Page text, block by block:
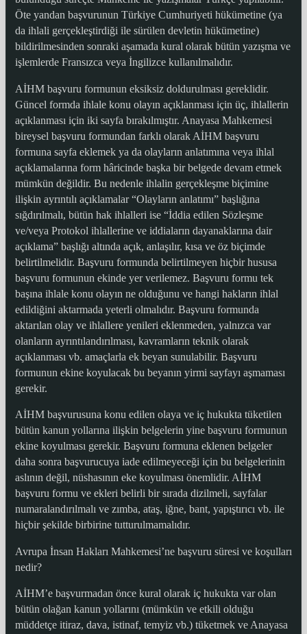
Öte yandan başvurunun Türkiye Cumhuriyeti hükümetine (ya
da ihlali gerçekleştirdiği ile sürülen devletin hükümetine)
bildirilmesinden sonraki aşamada kural olarak bütün yazışma ve
işlemlerde Fransızca veya İngilizce kullanılmalıdır.
AİHM başvuru formunun eksiksiz doldurulması gereklidir.
Güncel formda ihlale konu olayın açıklanması için üç, ihlallerin
açıklanması için iki sayfa bırakılmıştır. Anayasa Mahkemesi
bireysel başvuru formundan farklı olarak AİHM başvuru
formuna sayfa eklemek ya da olayların anlatımına veya ihlal
açıklamalarına form hâricinde başka bir belgede devam etmek
mümkün değildir. Bu nedenle ihlalin gerçekleşme biçimine
ilişkin ayrıntılı açıklamalar “Olayların anlatımı” başlığına
sığdırılmalı, bütün hak ihlalleri ise “İddia edilen Sözleşme
ve/veya Protokol ihlallerine ve iddiaların dayanaklarına dair
açıklama” başlığı altında açık, anlaşılır, kısa ve öz biçimde
belirtilmelidir. Başvuru formunda belirtilmeyen hiçbir hususa
başvuru formunun ekinde yer verilemez. Başvuru formu tek
başına ihlale konu olayın ne olduğunu ve hangi hakların ihlal
edildiğini aktarmada yeterli olmalıdır. Başvuru formunda
aktarılan olay ve ihlallere yenileri eklenmeden, yalnızca var
olanların ayrıntılandırılması, kavramların teknik olarak
açıklanması vb. amaçlarla ek beyan sunulabilir. Başvuru
formunun ekine koyulacak bu beyanın yirmi sayfayı aşmaması
gerekir.
AİHM başvurusuna konu edilen olaya ve iç hukukta tüketilen
bütün kanun yollarına ilişkin belgelerin yine başvuru formunun
ekine koyulması gerekir. Başvuru formuna eklenen belgeler
daha sonra başvurucuya iade edilmeyeceği için bu belgelerinin
aslının değil, nüshasının eke koyulması önemlidir. AİHM
başvuru formu ve ekleri belirli bir sırada dizilmeli, sayfalar
numaralandırılmalı ve zımba, ataş, iğne, bant, yapıştırıcı vb. ile
hiçbir şekilde birbirine tutturulmamalıdır.
Avrupa İnsan Hakları Mahkemesi’ne başvuru süresi ve koşulları
nedir?
AİHM’e başvurmadan önce kural olarak iç hukukta var olan
bütün olağan kanun yollarını (mümkün ve etkili olduğu
müddetçe itiraz, dava, istinaf, temyiz vb.) tüketmek ve Anayasa